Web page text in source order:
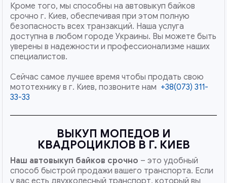
Кроме того, мы способны на автовыкуп байков
срочно г. Киев, обеспечивая при этом полную
безопасность всех транзакций. Наша услуга
доступна в любом городе Украины. Вы можете быть
уверены в надежности и профессионализме наших
специалистов.
Сейчас самое лучшее время чтобы продать свою
мототехнику в г. Киев, позвоните нам +38(073) 311-
33-33
ВЫКУП МОПЕДОВ И
КВАДРОЦИКЛОВ В Г. КИЕВ
Наш автовыкуп байков срочно – это удобный
способ быстрой продажи вашего транспорта. Если
у вас есть двухколесный транспорт, который вы